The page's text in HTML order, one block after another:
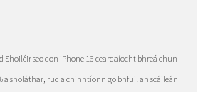
Shoiléir seo don iPhone 16 ceardaíocht bhreá chun
a sholáthar, rud a chinntíonn go bhfuil an scáileán